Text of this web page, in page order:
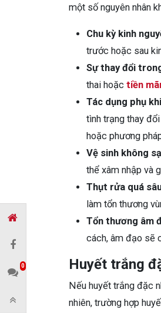
một số nguyên nhân
Chu kỳ kinh
trước hoặc sau
Sự thay đổi
thai hoặc tiền
Tác dụng phụ
tình trạng thay
hoặc phương
Vệ sinh không
thể xâm nhập và
Thụt rửa quá
làm tổn thương
Tổn thương âm
cách, âm đạo sẽ
Huyết trắng
Nếu huyết trắng đặc
nhiên, trường hợp
0